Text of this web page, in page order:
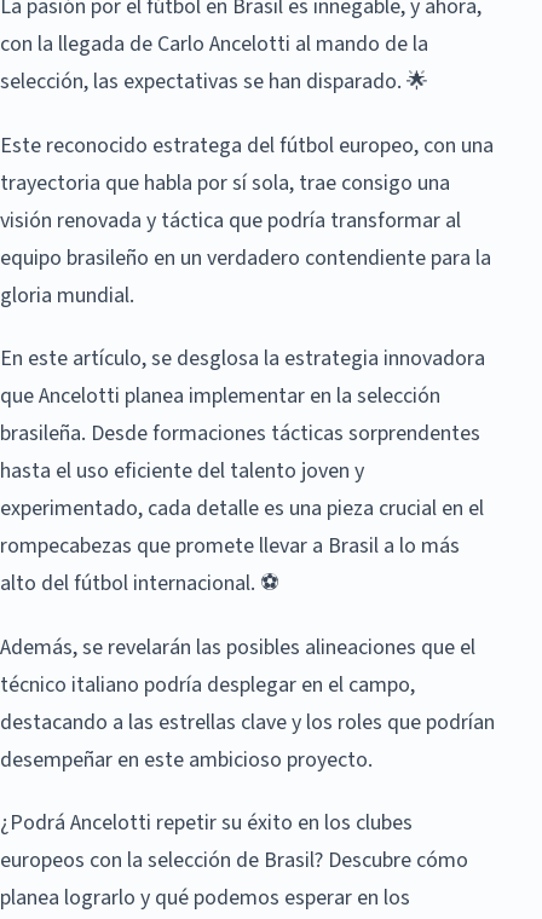
La pasión por el fútbol en Brasil es innegable, y ahora,
con la llegada de Carlo Ancelotti al mando de la
selección, las expectativas se han disparado. 🌟
Este reconocido estratega del fútbol europeo, con una
trayectoria que habla por sí sola, trae consigo una
visión renovada y táctica que podría transformar al
equipo brasileño en un verdadero contendiente para la
gloria mundial.
En este artículo, se desglosa la estrategia innovadora
que Ancelotti planea implementar en la selección
brasileña. Desde formaciones tácticas sorprendentes
hasta el uso eficiente del talento joven y
experimentado, cada detalle es una pieza crucial en el
rompecabezas que promete llevar a Brasil a lo más
alto del fútbol internacional. ⚽
Además, se revelarán las posibles alineaciones que el
técnico italiano podría desplegar en el campo,
destacando a las estrellas clave y los roles que podrían
desempeñar en este ambicioso proyecto.
¿Podrá Ancelotti repetir su éxito en los clubes
europeos con la selección de Brasil? Descubre cómo
planea lograrlo y qué podemos esperar en los